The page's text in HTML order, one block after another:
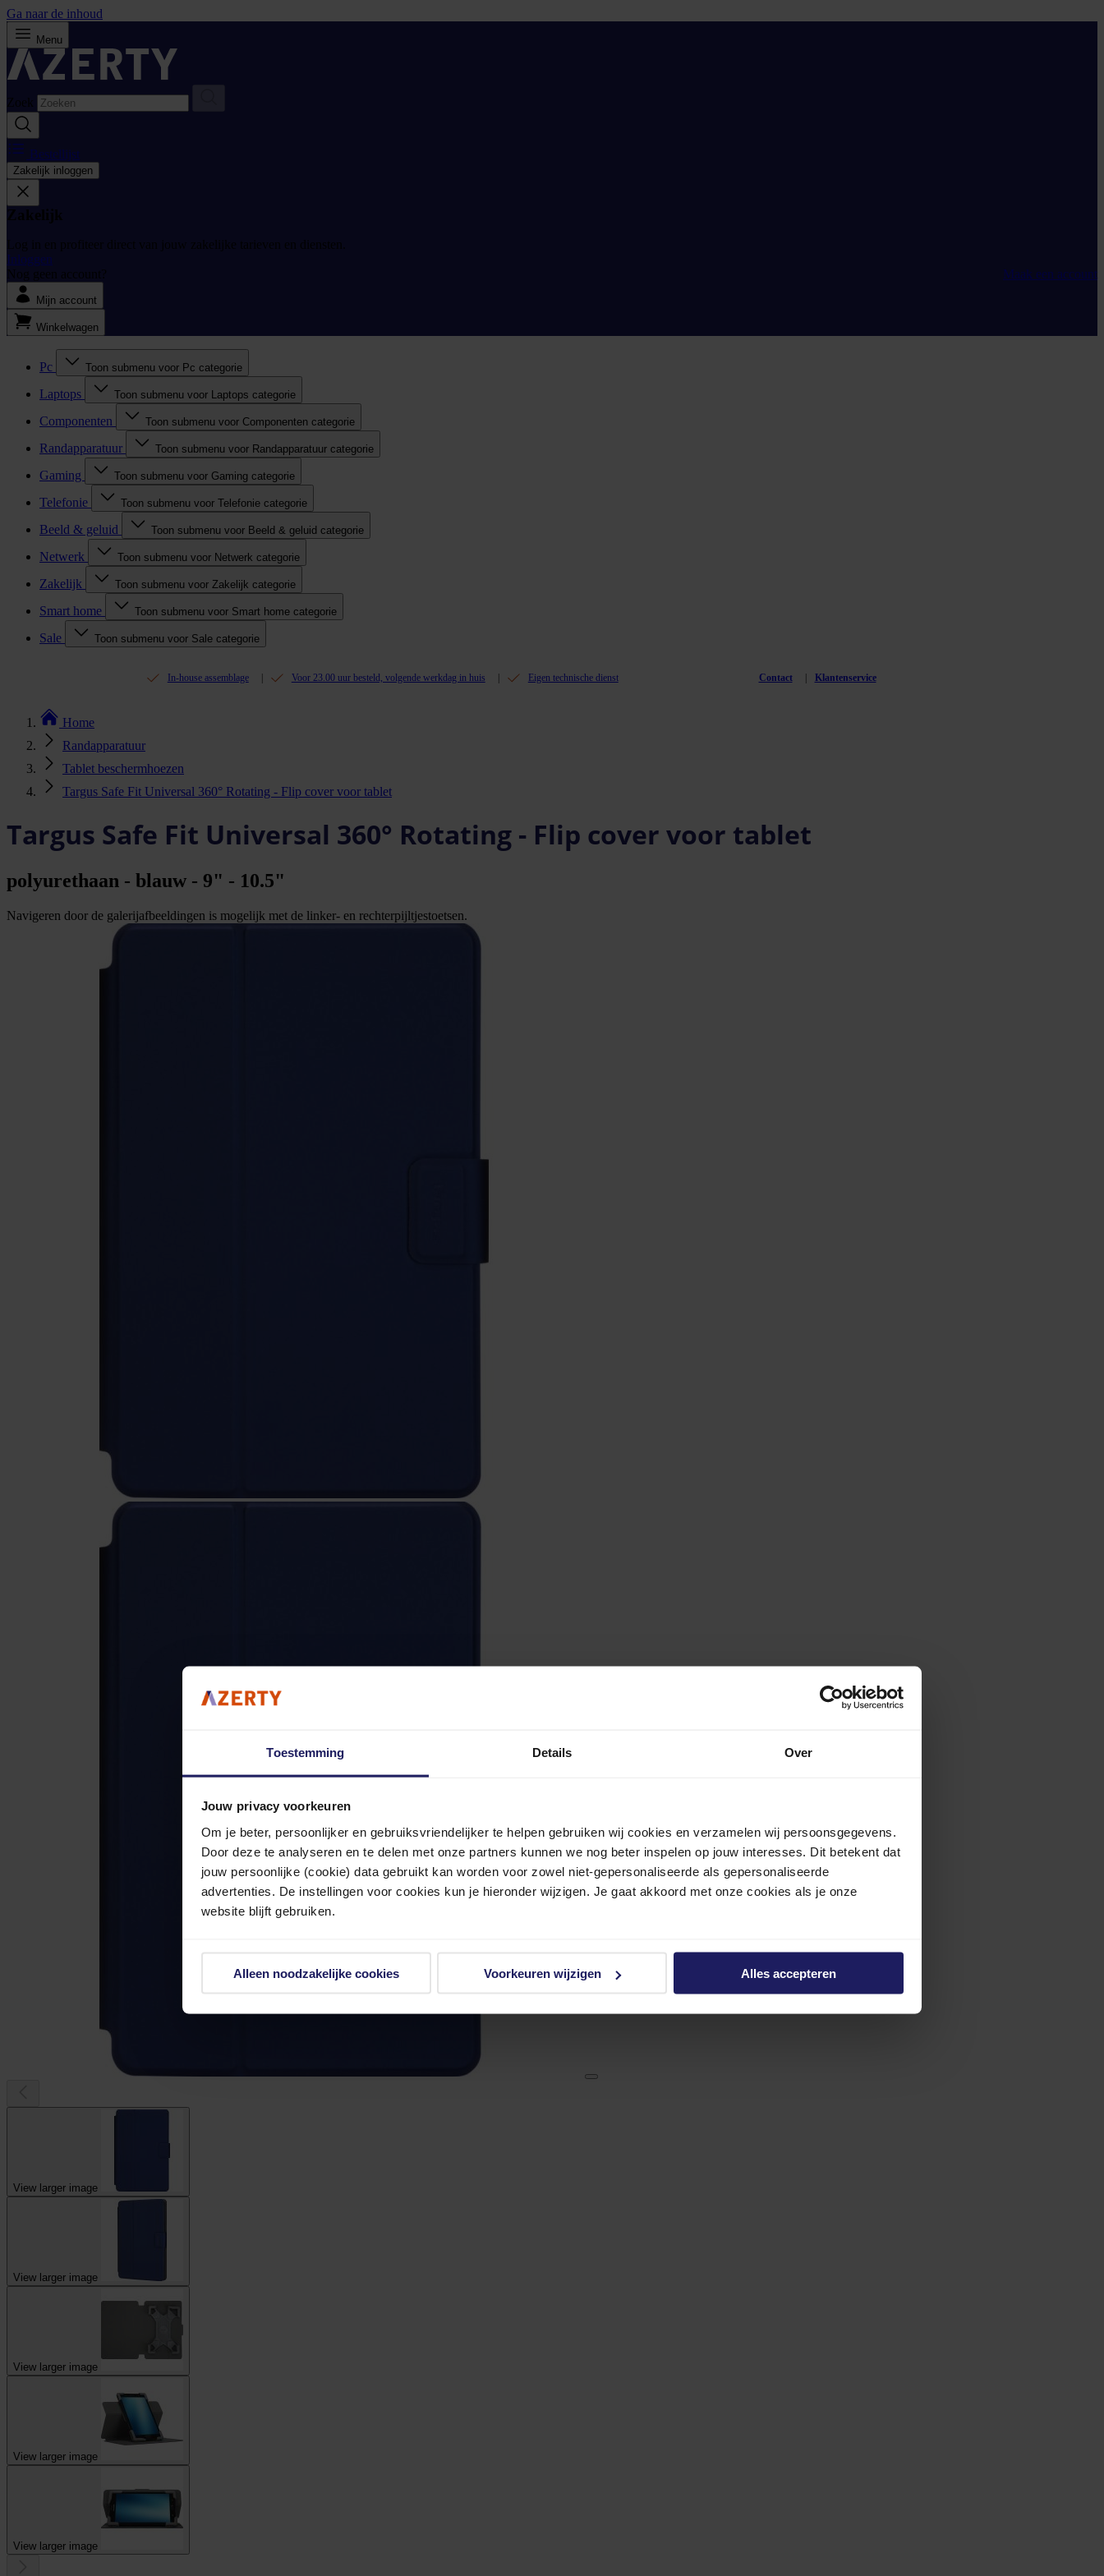
Toestemming Details Over
Jouw privacy voorkeuren
Om je beter, persoonlijker en gebruiksvriendelijker te helpen gebruiken wij cookies en verzamelen wij persoonsgegevens.
Door deze te analyseren en te delen met onze partners kunnen we nog beter inspelen op jouw interesses. Dit betekent dat
jouw persoonlijke (cookie) data gebruikt kan worden voor zowel niet-gepersonaliseerde als gepersonaliseerde
advertenties. De instellingen voor cookies kun je hieronder wijzigen. Je gaat akkoord met onze cookies als je onze
website blijft gebruiken.
Alleen noodzakelijke cookies Voorkeuren wijzigen Alles accepteren
Ga naar de inhoud
Menu
Zoek
Bestellijst
Zakelijk inloggen
Zakelijk
Log in en profiteer direct van jouw zakelijke tarieven en diensten.
Inloggen
Nog geen account?
Maak een account
Mijn account
Winkelwagen
Pc Toon submenu voor Pc categorie
Laptops Toon submenu voor Laptops categorie
Componenten Toon submenu voor Componenten categorie
Randapparatuur Toon submenu voor Randapparatuur categorie
Gaming Toon submenu voor Gaming categorie
Telefonie Toon submenu voor Telefonie categorie
Beeld & geluid Toon submenu voor Beeld & geluid categorie
Netwerk Toon submenu voor Netwerk categorie
Zakelijk Toon submenu voor Zakelijk categorie
Smart home Toon submenu voor Smart home categorie
Sale Toon submenu voor Sale categorie
In-house assemblage Voor 23.00 uur besteld, volgende werkdag in huis Eigen technische dienst Contact Klantenservice
Home
Randapparatuur
Tablet beschermhoezen
Targus Safe Fit Universal 360° Rotating - Flip cover voor tablet
Targus Safe Fit Universal 360° Rotating - Flip cover voor tablet
polyurethaan - blauw - 9" - 10.5"
Navigeren door de galerijafbeeldingen is mogelijk met de linker- en rechterpijltjestoetsen.
View larger image
View larger image
View larger image
View larger image
View larger image